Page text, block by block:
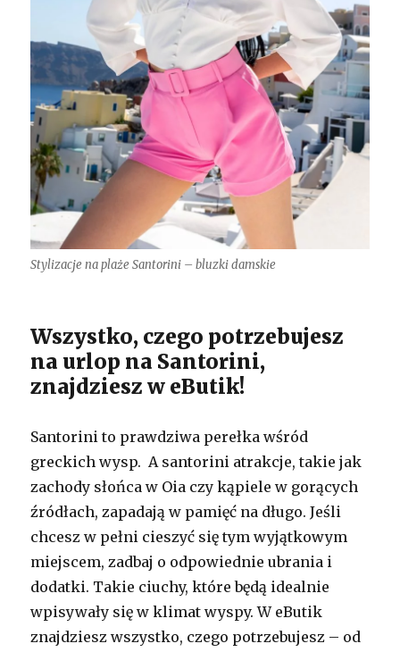
Stylizacje na plaże Santorini – bluzki damskie
Wszystko, czego potrzebujesz
na urlop na Santorini,
znajdziesz w eButik!
Santorini to prawdziwa perełka wśród
greckich wysp. A santorini atrakcje, takie jak
zachody słońca w Oia czy kąpiele w gorących
źródłach, zapadają w pamięć na długo. Jeśli
chcesz w pełni cieszyć się tym wyjątkowym
miejscem, zadbaj o odpowiednie ubrania i
dodatki. Takie ciuchy, które będą idealnie
wpisywały się w klimat wyspy. W eButik
znajdziesz wszystko, czego potrzebujesz – od